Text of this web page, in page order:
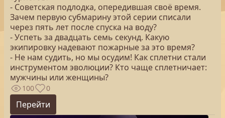
- Советская подлодка, опередившая своё время.
Зачем первую субмарину этой серии списали
через пять лет после спуска на воду?
- Успеть за двадцать семь секунд. Какую
экипировку надевают пожарные за это время?
- Не нам судить, но мы осудим! Как сплетни стали
инструментом эволюции? Кто чаще сплетничает:
мужчины или женщины?
100 0
Перейти